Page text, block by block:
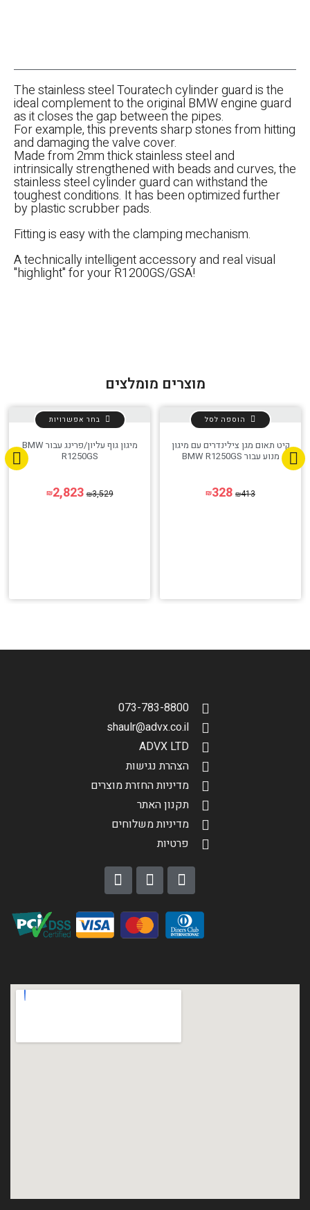
The stainless steel Touratech cylinder guard is the
ideal complement to the original BMW engine guard
as it closes the gap between the pipes.
For example, this prevents sharp stones from hitting
and damaging the valve cover.
Made from 2mm thick stainless steel and
intrinsically strengthened with beads and curves, the
stainless steel cylinder guard can withstand the
toughest conditions. It has been optimized further
by plastic scrubber pads.
Fitting is easy with the clamping mechanism.
A technically intelligent accessory and real visual
"highlight" for your R1200GS/GSA!
מוצרים מומלצים
קיט תאום מגן צילינדרים עם מיגון
מנוע עבור BMW R1250GS
₪413
₪328
הוספה לסל
מיגון גוף עליון/פרינג עבור BMW
R1250GS
₪3,529
₪2,823
בחר אפשרויות
073-783-8800
shaulr@advx.co.il
ADVX LTD
הצהרת נגישות
מדיניות החזרת מוצרים
תקנון האתר
מדיניות משלוחים
פרטיות